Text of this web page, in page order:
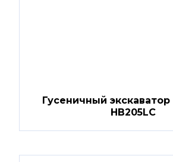
Гусеничный экскаватор
HB205LC